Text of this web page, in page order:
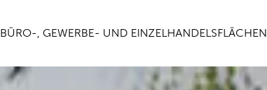
BÜRO-, GEWERBE- UND EINZELHANDELSFLÄCHEN